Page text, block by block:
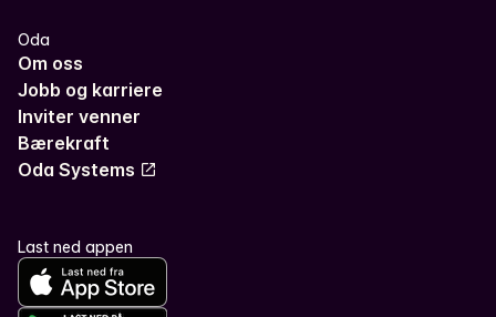
Oda
Om oss
Jobb og karriere
Inviter venner
Bærekraft
Oda Systems
Last ned appen